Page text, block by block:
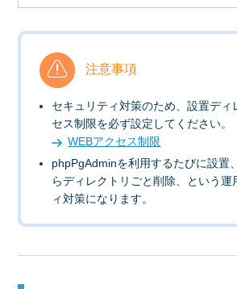
注意事項
セキュリティ対策のため、設置ディ
セス制限を必ず設定してください。
WEBアクセス制限
phpPgAdminを利用するたびに設置
らディレクトリごと削除、という運
ィ対策になります。